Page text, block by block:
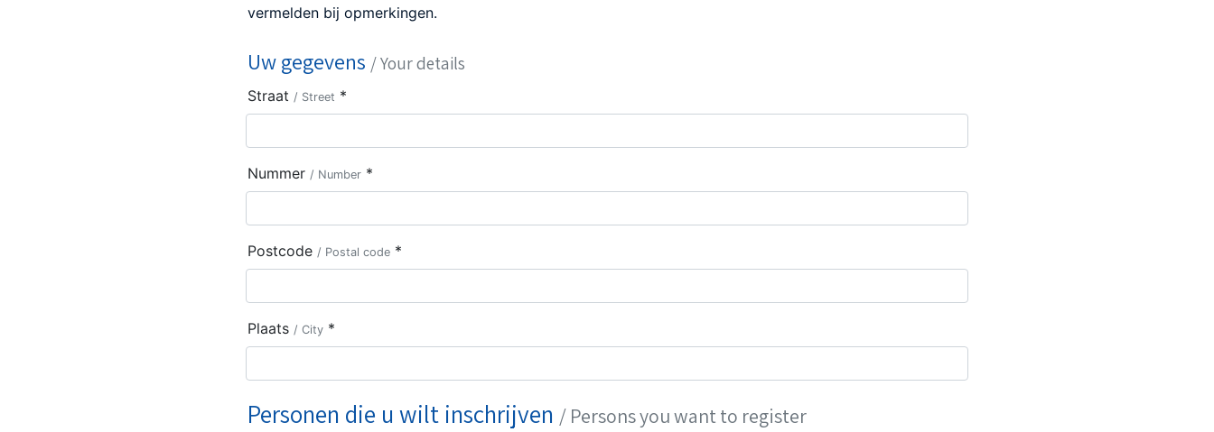
vermelden bij opmerkingen.
Uw gegevens / Your details
Straat / Street *
Nummer / Number*
Postcode / Postal code*
Plaats / City*
Personen die u wilt inschrijven / Persons you want to register